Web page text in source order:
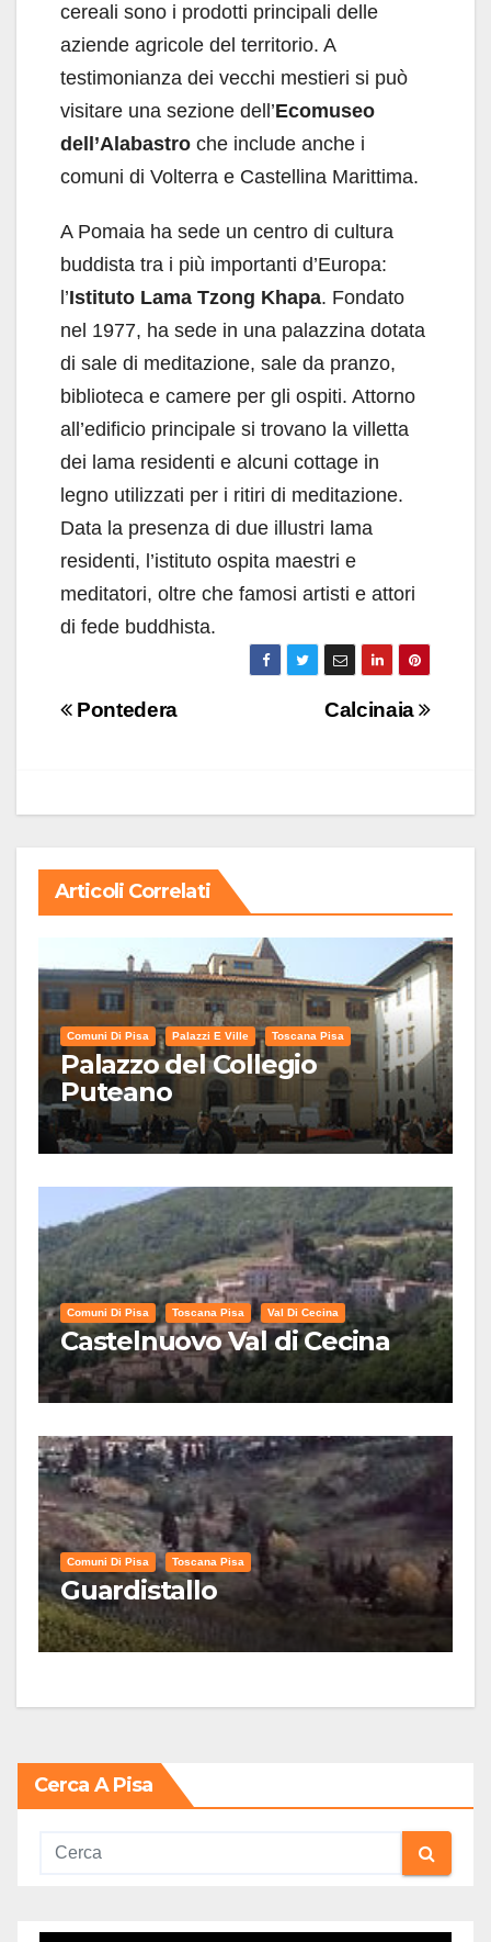
cereali sono i prodotti principali delle
aziende agricole del territorio. A
testimonianza dei vecchi mestieri si può
visitare una sezione dell’Ecomuseo
dell’Alabastro che include anche i
comuni di Volterra e Castellina Marittima.
A Pomaia ha sede un centro di cultura
buddista tra i più importanti d’Europa:
l’Istituto Lama Tzong Khapa. Fondato
nel 1977, ha sede in una palazzina dotata
di sale di meditazione, sale da pranzo,
biblioteca e camere per gli ospiti. Attorno
all’edificio principale si trovano la villetta
dei lama residenti e alcuni cottage in
legno utilizzati per i ritiri di meditazione.
Data la presenza di due illustri lama
residenti, l’istituto ospita maestri e
meditatori, oltre che famosi artisti e attori
di fede buddhista.
Navigazione
Calcinaia
Pontedera
Articoli Correlati
Comuni Di Pisa Palazzi E Ville Toscana Pisa
Palazzo del Collegio
Puteano
Comuni Di Pisa Toscana Pisa Val Di Cecina
Castelnuovo Val di Cecina
Comuni Di Pisa Toscana Pisa
Guardistallo
Cerca A Pisa